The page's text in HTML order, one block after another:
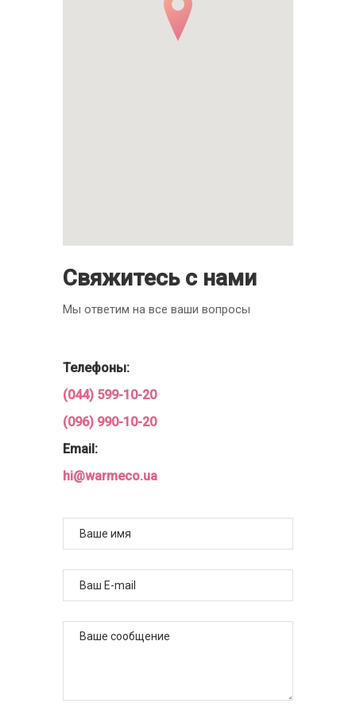
Свяжитесь с нами
Мы ответим на все ваши вопросы
Телефоны:
(044) 599-10-20
(096) 990-10-20
Email:
hi@warmeco.ua